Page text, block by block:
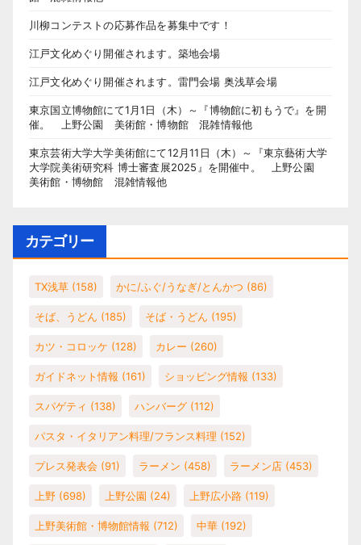
川柳コンテストの応募作品を募集中です！
江戸文化めぐり開催されます。築地会場
江戸文化めぐり開催されます。雷門会場 奥浅草会場
東京国立博物館にて1月1日（木）～『博物館に初もうで』を開
催。 上野公園 美術館・博物館 混雑情報他
東京芸術大学大学美術館にて12月11日（木）～『東京藝術大学
大学院美術研究科 博士審査展2025』を開催中。 上野公園
美術館・博物館 混雑情報他
カテゴリー
TX浅草 (158) かに/ふぐ/うなぎ/とんかつ (86)
そば、うどん (185) そば・うどん (195)
カツ・コロッケ (128) カレー (260)
ガイドネット情報 (161) ショッピング情報 (133)
スパゲティ (138) ハンバーグ (112)
パスタ・イタリアン料理/フランス料理 (152)
プレス発表会 (91) ラーメン (458) ラーメン店 (453)
上野 (698) 上野公園 (24) 上野広小路 (119)
上野美術館・博物館情報 (712) 中華 (192)